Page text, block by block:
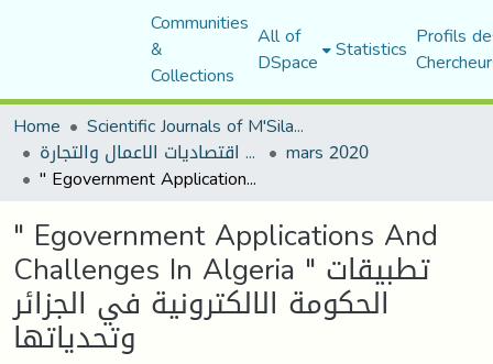
Communities
&
Collections
All of
DSpace Statistics Profils
Home
Scientific Journals of M'Sila University
مجلة اقتصاديات الاعمال والتجارة mars 2020
" Egovernment Applications And Challenges In Algeria " تطبيقات الحكومة الالكترونية في الجزائر وتحدياتها
" Egovernment Applications And
Challenges In Algeria " تطبيقات
الحكومة الالكترونية في الجزائر
وتحدياتها